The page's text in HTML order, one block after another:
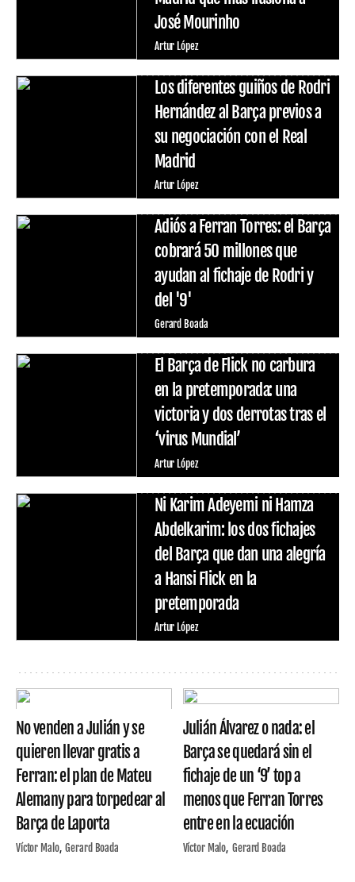
José Mourinho
Artur López
Los diferentes guiños de Rodri
Hernández al Barça previos a
su negociación con el Real
Madrid
Artur López
Adiós a Ferran Torres: el Barça
cobrará 50 millones que
ayudan al fichaje de Rodri y
del '9'
Gerard Boada
El Barça de Flick no carbura
en la pretemporada: una
victoria y dos derrotas tras el
‘virus Mundial’
Artur López
Ni Karim Adeyemi ni Hamza
Abdelkarim: los dos fichajes
del Barça que dan una alegría
a Hansi Flick en la
pretemporada
Artur López
No venden a Julián y se
quieren llevar gratis a
Ferran: el plan de Mateu
Alemany para torpedear al
Barça de Laporta
Víctor Malo Gerard Boada
Julián Álvarez o nada: el
Barça se quedará sin el
fichaje de un ‘9’ top a
menos que Ferran Torres
entre en la ecuación
Víctor Malo Gerard Boada